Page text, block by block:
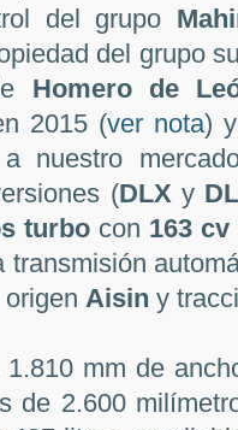
del grupo
del grupo
Homero de
2015 (ver nota)
nuestro
(DLX y
turbo con 163 cv
transmisión
Aisin y
mm de
de 2.600